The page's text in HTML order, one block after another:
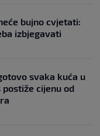
bujno cvjetati:
izbjegavati
svaka kuća u
postiže cijenu od